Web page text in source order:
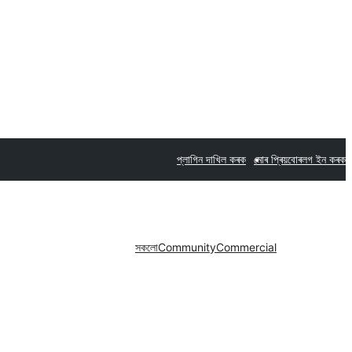
প্লাগিন দাখিল কৰক মোৰ প্ৰিয়বোৰলগ ইন কৰক
সকলোCommunityCommercial